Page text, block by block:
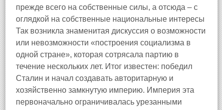
прежде всего на собственные силы, а отсюда – с
оглядкой на собственные национальные интересы
Так возникла знаменитая дискуссия о возможности
или невозможности «построения социализма в
одной стране», которая сотрясала партию в
течение нескольких лет. Итог известен: победил
Сталин и начал создавать авторитарную и
хозяйственно замкнутую империю. Империя эта
первоначально ограничивалась урезанными